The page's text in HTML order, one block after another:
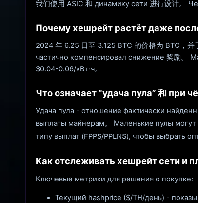
我们使用 ASIC 和 динамику сети 进行设计。
Почему хешрейт растёт даже
2024 年 6.25 日至 3.125 BTC 的价格为 BTC，
частично компенсировал снижение 奖励。
$0.04-0.06/кВт·ч。
Что означает “удача пула” 和 при
Удача пула - отношение фактически
выплаты майнерам。 Маленькие пулы могут
типу выплат (FPPS/PPLNS), чтобы выбрать
Как отслеживать хешрейт сети и
Ключевые метрики для решения о покупке:
Текущий hashprice ($/TH/день) -